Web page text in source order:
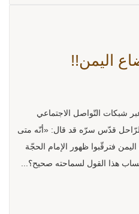
اليمن!!
شبكات التّواصل الاجتماعي
قدّس سرّه قد قال: «أنّه متى
فترقّبوا ظهور الإمام الحجّة
هذا القول لسماحته صحيح؟...